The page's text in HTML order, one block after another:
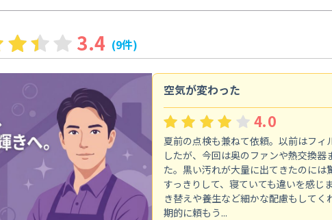
3.4 (9件)
空気が変わった
4.0
夏前の点検も兼ねて依頼。以前はフィ
したが、今回は奥のファンや熱交換器
た。黒い汚れが大量に出てきたのに
すっきりして、寝ていても違いを感じ
き替えや養生など細かな配慮もしてく
期的に頼もう...